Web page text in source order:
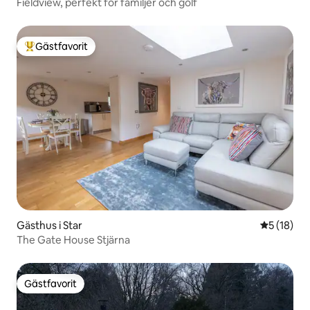
Populär gästfavorit
Gästfavorit
Gästhus i Star 5 av 5 i
5 (18)
The Gate House Stjärna
Gästfavorit
Gästfavorit